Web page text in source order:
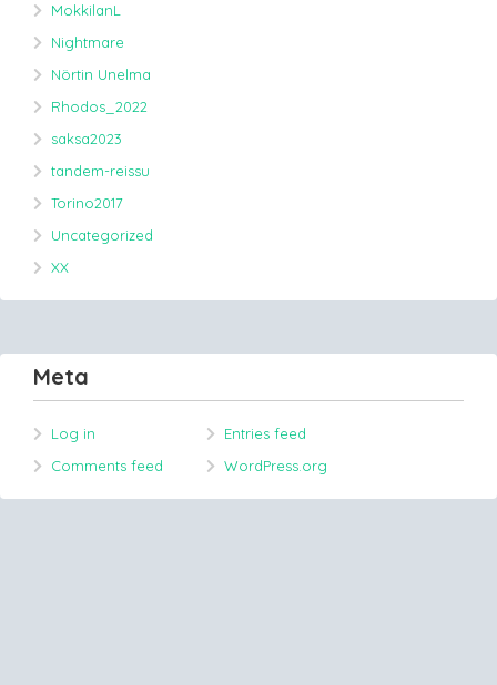
MokkilanL
Nightmare
Nörtin Unelma
Rhodos_2022
saksa2023
tandem-reissu
Torino2017
Uncategorized
XX
Meta
Log in
Entries feed
Comments feed
WordPress.org